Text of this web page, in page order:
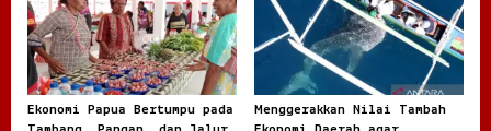
Ekonomi Papua Bertumpu pada
Menggerakkan Nilai Tambah